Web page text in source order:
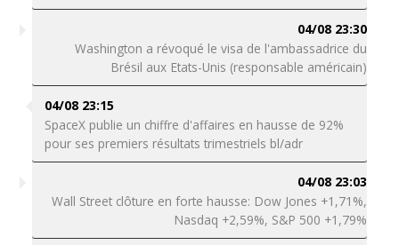
04/08 23:30
Washington a révoqué le visa de l'ambassadrice du
Brésil aux Etats-Unis (responsable américain)
04/08 23:15
SpaceX publie un chiffre d'affaires en hausse de 92%
pour ses premiers résultats trimestriels bl/adr
04/08 23:03
Wall Street clôture en forte hausse: Dow Jones +1,71%,
Nasdaq +2,59%, S&P 500 +1,79%